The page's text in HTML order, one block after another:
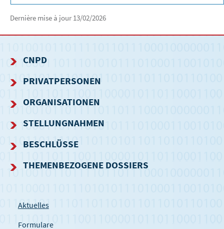
Dernière mise à jour 13/02/2026
NAVIGATIONSMENÜ
CNPD
PRIVATPERSONEN
ORGANISATIONEN
STELLUNGNAHMEN
BESCHLÜSSE
THEMENBEZOGENE DOSSIERS
Aktuelles
Formulare